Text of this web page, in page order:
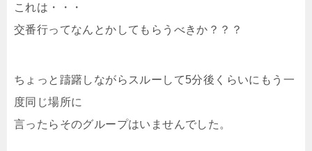
これは・・・
交番行ってなんとかしてもらうべきか？？？
ちょっと躊躇しながらスルーして5分後くらいにもう一
度同じ場所に
言ったらそのグループはいませんでした。